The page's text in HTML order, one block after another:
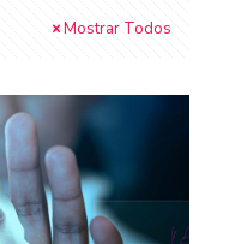
Mostrar Todos